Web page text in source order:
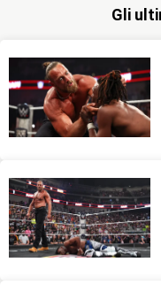
Gli